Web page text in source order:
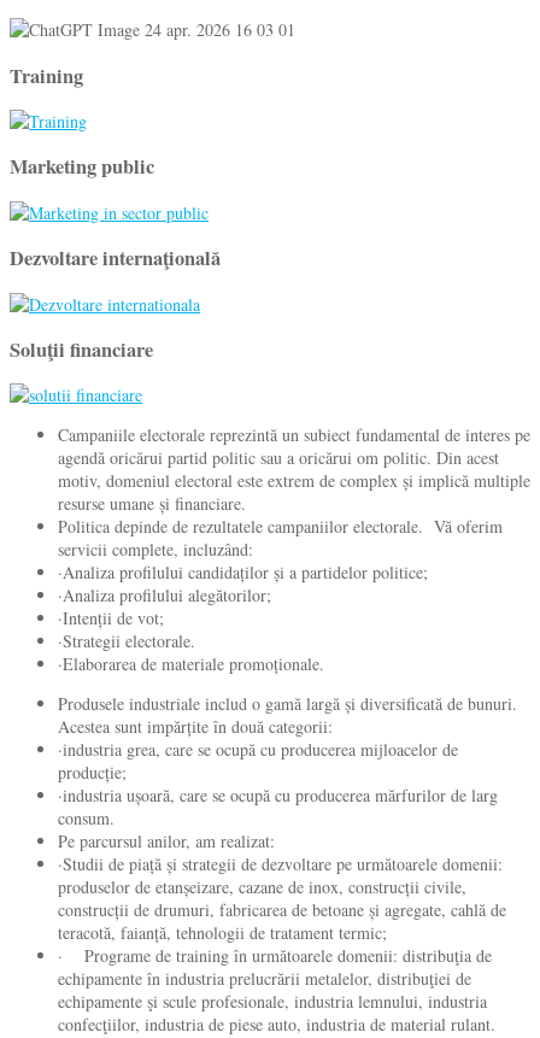
Training
Marketing public
Dezvoltare internaţională
Soluţii financiare
Campaniile electorale reprezintă un subiect fundamental de interes pe
agendă oricărui partid politic sau a oricărui om politic. Din acest
motiv, domeniul electoral este extrem de complex și implică multiple
resurse umane și financiare.
Politica depinde de rezultatele campaniilor electorale. Vă oferim
servicii complete, incluzând:
·Analiza profilului candidaților și a partidelor politice;
·Analiza profilului alegătorilor;
·Intenții de vot;
·Strategii electorale.
·Elaborarea de materiale promoționale.
Produsele industriale includ o gamă largă și diversificată de bunuri.
Acestea sunt impărțite în două categorii:
·industria grea, care se ocupă cu producerea mijloacelor de
producție;
·industria ușoară, care se ocupă cu producerea mărfurilor de larg
consum.
Pe parcursul anilor, am realizat:
·Studii de piață și strategii de dezvoltare pe următoarele domenii:
produselor de etanșeizare, cazane de inox, construcții civile,
construcții de drumuri, fabricarea de betoane și agregate, cahlă de
teracotă, faianță, tehnologii de tratament termic;
· Programe de training în următoarele domenii: distribuţia de
echipamente în industria prelucrării metalelor, distribuţiei de
echipamente şi scule profesionale, industria lemnului, industria
confecţiilor, industria de piese auto, industria de material rulant.